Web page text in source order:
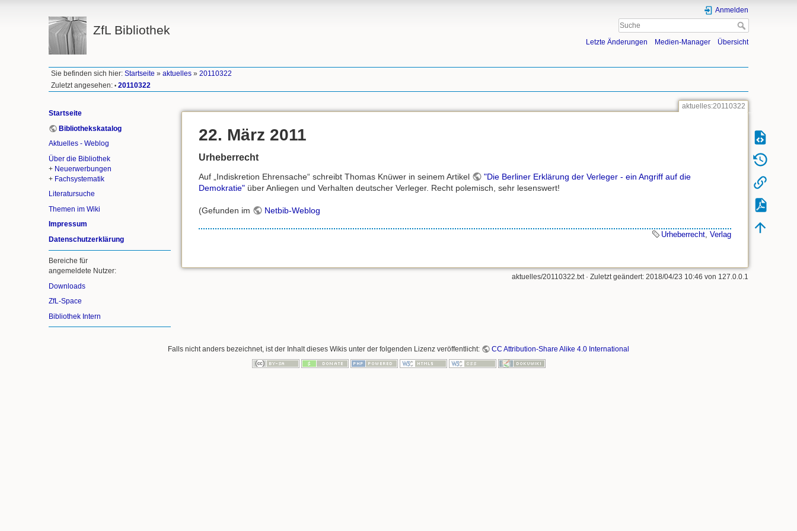
ZfL Bibliothek
Anmelden
Letzte Änderungen Medien-Manager Übersicht
Sie befinden sich hier:Startseite »aktuelles »20110322
Zuletzt angesehen: • 20110322
Startseite
Bibliothekskatalog
Aktuelles - Weblog
Über die Bibliothek
+ Neuerwerbungen
+ Fachsystematik
Literatursuche
Themen im Wiki
Impressum
Datenschutzerklärung
Bereiche für
angemeldete Nutzer:
Downloads
ZfL-Space
Bibliothek Intern
aktuelles:20110322
22. März 2011
Urheberrecht
Auf „Indiskretion Ehrensache“ schreibt Thomas Knüwer in seinem Artikel
"Die Berliner Erklärung der Verleger - ein Angriff auf die
Demokratie" über Anliegen und Verhalten deutscher Verleger. Recht polemisch, sehr lesenswert!
(Gefunden im Netbib-Weblog
Urheberrecht Verlag
aktuelles/20110322.txt· Zuletzt geändert: 2018/04/23 10:46 von 127.0.0.1
Falls nicht anders bezeichnet, ist der Inhalt dieses Wikis unter der folgenden Lizenz veröffentlicht: CC Attribution-Share Alike 4.0 International